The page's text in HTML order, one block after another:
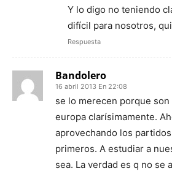
Y lo digo no teniendo
difícil para nosotros,
Respuesta
Bandolero
16 abril 2013 En 22:08
se lo merecen porque
europa clarísimamente.
aprovechando los
primeros. A estudiar a
sea. La verdad es q no se